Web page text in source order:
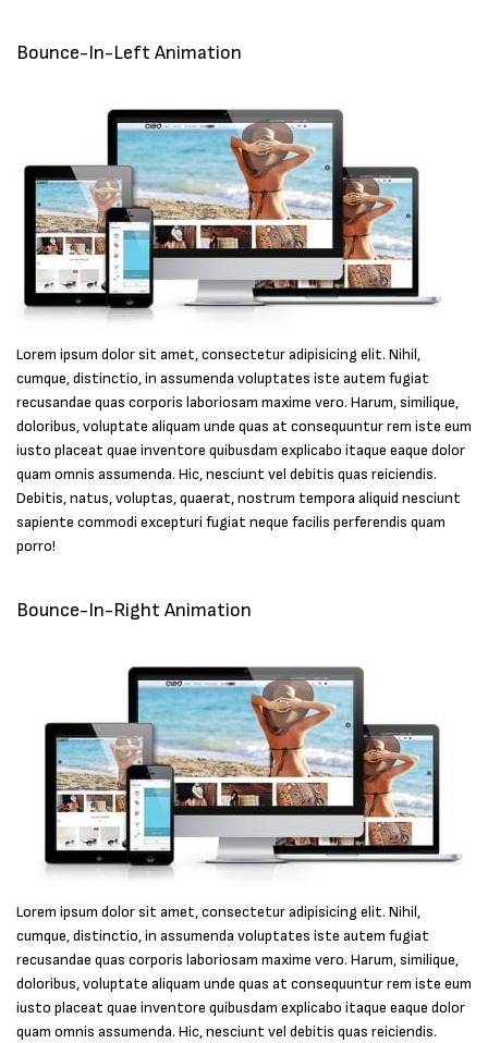
Bounce-In-Left Animation
Lorem ipsum dolor sit amet, consectetur adipisicing elit. Nihil,
cumque, distinctio, in assumenda voluptates iste autem fugiat
recusandae quas corporis laboriosam maxime vero. Harum, similique,
doloribus, voluptate aliquam unde quas at consequuntur rem iste eum
iusto placeat quae inventore quibusdam explicabo itaque eaque dolor
quam omnis assumenda. Hic, nesciunt vel debitis quas reiciendis.
Debitis, natus, voluptas, quaerat, nostrum tempora aliquid nesciunt
sapiente commodi excepturi fugiat neque facilis perferendis quam
porro!
Bounce-In-Right Animation
Lorem ipsum dolor sit amet, consectetur adipisicing elit. Nihil,
cumque, distinctio, in assumenda voluptates iste autem fugiat
recusandae quas corporis laboriosam maxime vero. Harum, similique,
doloribus, voluptate aliquam unde quas at consequuntur rem iste eum
iusto placeat quae inventore quibusdam explicabo itaque eaque dolor
quam omnis assumenda. Hic, nesciunt vel debitis quas reiciendis.